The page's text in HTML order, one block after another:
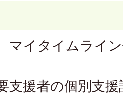
マイタイムライ
支援者の個別支